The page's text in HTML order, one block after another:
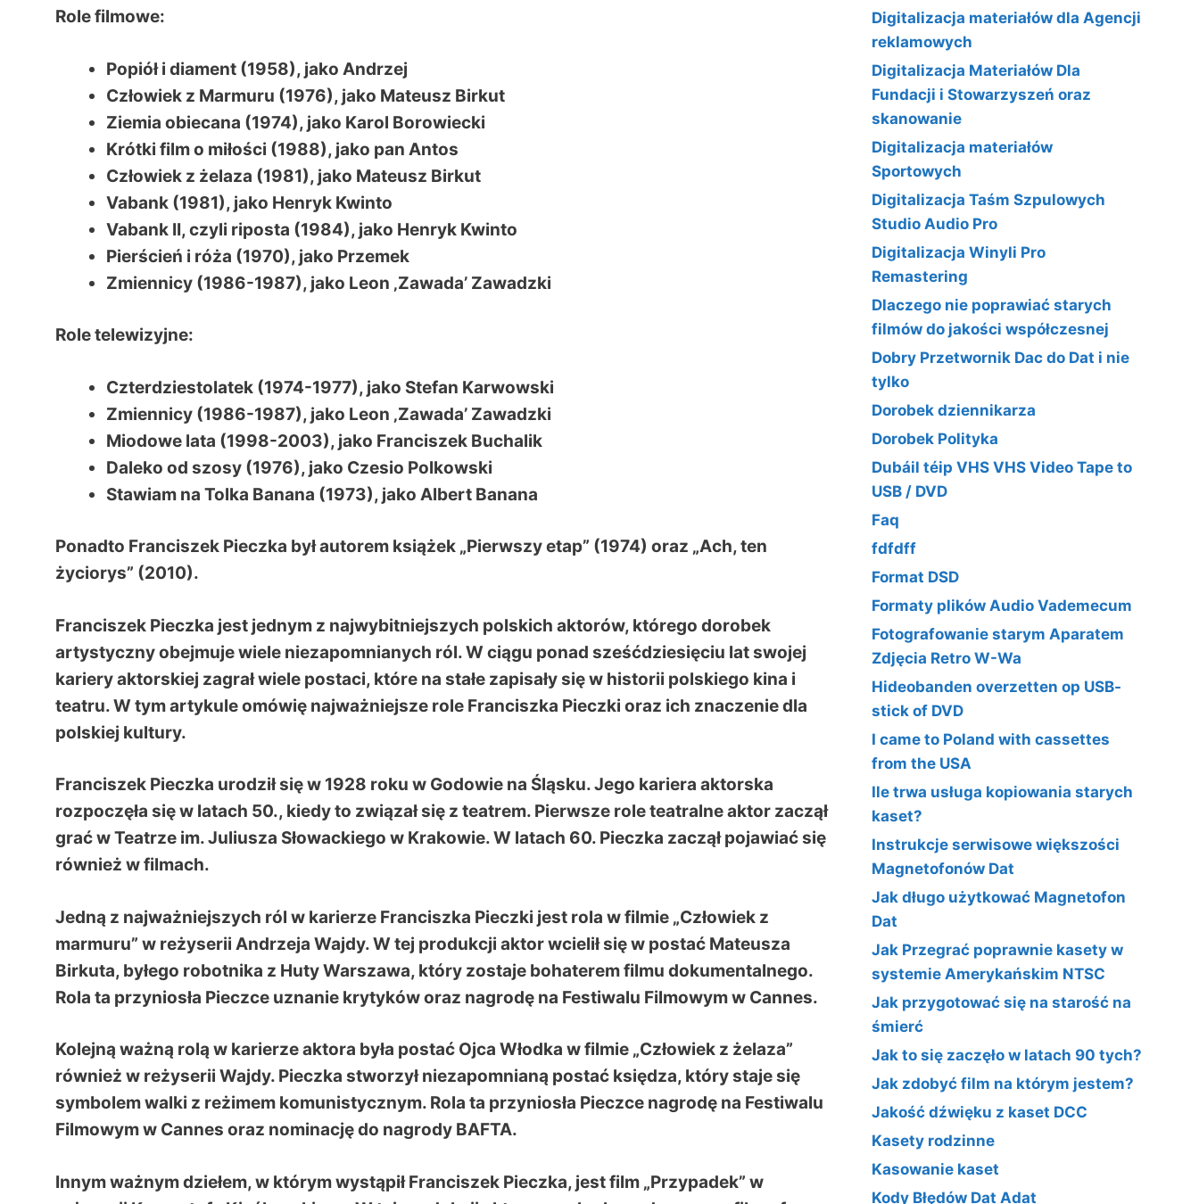
Role filmowe:
Popiół i diament (1958), jako Andrzej
Człowiek z Marmuru (1976), jako Mateusz Birkut
Ziemia obiecana (1974), jako Karol Borowiecki
Krótki film o miłości (1988), jako pan Antos
Człowiek z żelaza (1981), jako Mateusz Birkut
Vabank (1981), jako Henryk Kwinto
Vabank II, czyli riposta (1984), jako Henryk Kwinto
Pierścień i róża (1970), jako Przemek
Zmiennicy (1986-1987), jako Leon ‚Zawada’ Zawadzki
Role telewizyjne:
Czterdziestolatek (1974-1977), jako Stefan Karwowski
Zmiennicy (1986-1987), jako Leon ‚Zawada’ Zawadzki
Miodowe lata (1998-2003), jako Franciszek Buchalik
Daleko od szosy (1976), jako Czesio Polkowski
Stawiam na Tolka Banana (1973), jako Albert Banana
Ponadto Franciszek Pieczka był autorem książek „Pierwszy etap” (1974) oraz „Ach, ten
życiorys” (2010).
Franciszek Pieczka jest jednym z najwybitniejszych polskich aktorów, którego dorobek
artystyczny obejmuje wiele niezapomnianych ról. W ciągu ponad sześćdziesięciu lat swojej
kariery aktorskiej zagrał wiele postaci, które na stałe zapisały się w historii polskiego kina i
teatru. W tym artykule omówię najważniejsze role Franciszka Pieczki oraz ich znaczenie dla
polskiej kultury.
Franciszek Pieczka urodził się w 1928 roku w Godowie na Śląsku. Jego kariera aktorska
rozpoczęła się w latach 50., kiedy to związał się z teatrem. Pierwsze role teatralne aktor zaczął
grać w Teatrze im. Juliusza Słowackiego w Krakowie. W latach 60. Pieczka zaczął pojawiać się
również w filmach.
Jedną z najważniejszych ról w karierze Franciszka Pieczki jest rola w filmie „Człowiek z
marmuru” w reżyserii Andrzeja Wajdy. W tej produkcji aktor wcielił się w postać Mateusza
Birkuta, byłego robotnika z Huty Warszawa, który zostaje bohaterem filmu dokumentalnego.
Rola ta przyniosła Pieczce uznanie krytyków oraz nagrodę na Festiwalu Filmowym w Cannes.
Kolejną ważną rolą w karierze aktora była postać Ojca Włodka w filmie „Człowiek z żelaza”
również w reżyserii Wajdy. Pieczka stworzył niezapomnianą postać księdza, który staje się
symbolem walki z reżimem komunistycznym. Rola ta przyniosła Pieczce nagrodę na Festiwalu
Filmowym w Cannes oraz nominację do nagrody BAFTA.
Innym ważnym dziełem, w którym wystąpił Franciszek Pieczka, jest film „Przypadek” w
Digitalizacja materiałów dla Agencji
reklamowych
Digitalizacja Materiałów Dla
Fundacji i Stowarzyszeń oraz
skanowanie
Digitalizacja materiałów
Sportowych
Digitalizacja Taśm Szpulowych
Studio Audio Pro
Digitalizacja Winyli Pro
Remastering
Dlaczego nie poprawiać starych
filmów do jakości współczesnej
Dobry Przetwornik Dac do Dat i nie
tylko
Dorobek dziennikarza
Dorobek Polityka
Dubáil téip VHS VHS Video Tape to
USB / DVD
Faq
fdfdff
Format DSD
Formaty plików Audio Vademecum
Fotografowanie starym Aparatem
Zdjęcia Retro W-Wa
Hideobanden overzetten op USB-
stick of DVD
I came to Poland with cassettes
from the USA
Ile trwa usługa kopiowania starych
kaset?
Instrukcje serwisowe większości
Magnetofonów Dat
Jak długo użytkować Magnetofon
Dat
Jak Przegrać poprawnie kasety w
systemie Amerykańskim NTSC
Jak przygotować się na starość na
śmierć
Jak to się zaczęło w latach 90 tych?
Jak zdobyć film na którym jestem?
Jakość dźwięku z kaset DCC
Kasety rodzinne
Kasowanie kaset
Kody Błędów Dat Adat